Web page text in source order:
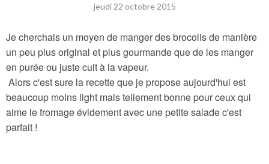
jeudi 22 octobre 2015
Je cherchais un moyen de manger des brocolis de manière
un peu plus original et plus gourmande que de les manger
en purée ou juste cuit à la vapeur.
Alors c'est sure la recette que je propose aujourd'hui est
beaucoup moins light mais tellement bonne pour ceux qui
aime le fromage évidement avec une petite salade c'est
parfait !